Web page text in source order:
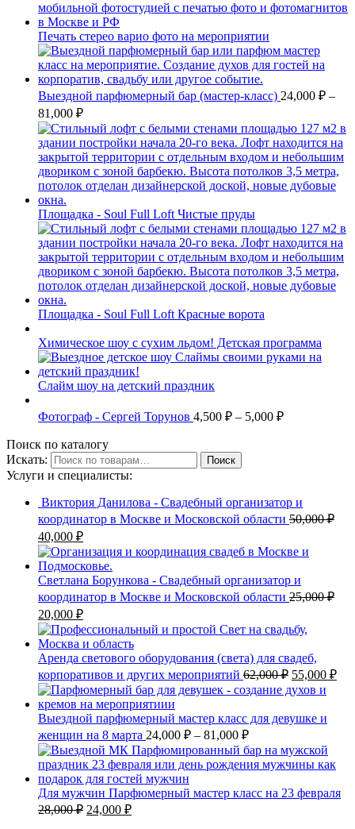
Печать стерео варио фото на мероприятии
Выездной парфюмерный бар (мастер-класс) 24,000 ₽ –
81,000 ₽
Площадка - Soul Full Loft Чистые пруды
Площадка - Soul Full Loft Красные ворота
Химическое шоу с сухим льдом! Детская программа
Слайм шоу на детский праздник
Фотограф - Сергей Торунов 4,500 ₽ – 5,000 ₽
Поиск по каталогу
Искать:
Поиск
Услуги и специалисты:
Виктория Данилова - Свадебный организатор и
координатор в Москве и Московской области 50,000₽
40,000 ₽
Светлана Борункова - Свадебный организатор и
координатор в Москве и Московской области 25,000₽
20,000 ₽
Аренда светового оборудования (света) для свадеб,
корпоративов и других мероприятий 62,000₽ 55,000 ₽
Выездной парфюмерный мастер класс для девушке и
женщин на 8 марта 24,000 ₽ – 81,000 ₽
Для мужчин Парфюмерный мастер класс на 23 февраля
28,000₽ 24,000 ₽